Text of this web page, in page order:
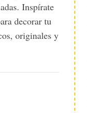
Inspírate
decorar tu
originales y